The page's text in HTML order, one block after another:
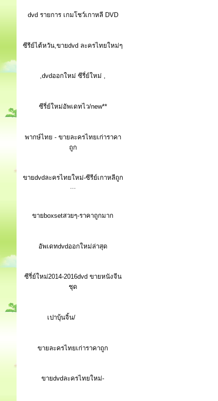
dvd รายการ เกมโชว์เกาหลี DVD
ซีรีย์ไต้หวัน,ขายdvd ละครไทยใหม่ๆ
,dvdออกใหม่ ซีรี่ย์ใหม่ ,
ซีรี่ย์ใหม่อัพเดทไว/new**
พากษ์ไทย - ขายละครไทยเก่าราคา
ถูก
ขายdvdละครไทยใหม่-ซีรีย์เกาหลีถูก
...
ขายboxsetสวยๆ-ราคาถูกมาก
อัพเดทdvdออกใหม่ล่าสุด
ซีรี่ย์ใหม่2014-2016dvd ขายหนังจีน
ชุด
เปาบุ้นจิ้น/
ขายละครไทยเก่าราคาถูก
ขายdvdละครไทยใหม่-